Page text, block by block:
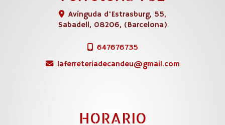
Avinguda d'Estrasburg, 55,
Sabadell, 08206, (Barcelona)
647676735
laferreteriadecandeu
gmail.com
HORARIO